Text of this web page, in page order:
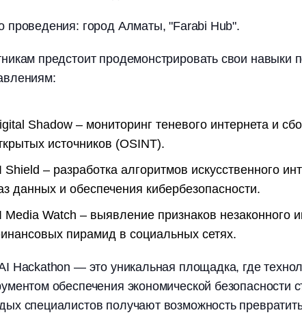
проведения: город Алматы, "Farabi Hub".
предстоит продемонстрировать свои навыки
Shadow – мониторинг теневого интернета и
источников (OSINT).
Shield – разработка алгоритмов искусственного
данных и обеспечения кибербезопасности.
Media Watch – выявление признаков незаконного
пирамид в социальных сетях.
Hackathon — это уникальная площадка, где
обеспечения экономической безопасности
специалистов получают возможность